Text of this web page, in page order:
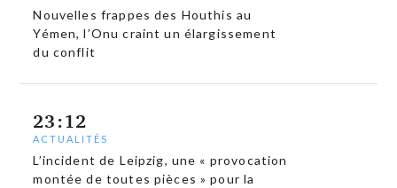
Nouvelles frappes des Houthis au
Yémen, l’Onu craint un élargissement
du conflit
23:12
ACTUALITÉS
L’incident de Leipzig, une « provocation
montée de toutes pièces » pour la